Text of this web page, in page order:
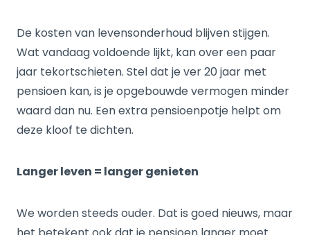
De kosten van levensonderhoud blijven stijgen.
Wat vandaag voldoende lijkt, kan over een paar
jaar tekortschieten. Stel dat je ver 20 jaar met
pensioen kan, is je opgebouwde vermogen minder
waard dan nu. Een extra pensioenpotje helpt om
deze kloof te dichten.
Langer leven = langer genieten
We worden steeds ouder. Dat is goed nieuws, maar